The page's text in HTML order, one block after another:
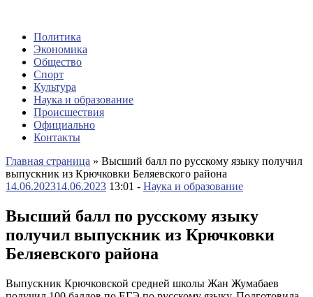
Политика
Экономика
Общество
Спорт
Культура
Наука и образование
Происшествия
Официально
Контакты
Главная страница » Высший балл по русскому языку получил
выпускник из Крючковки Беляевского района
14.06.202314.06.2023 13:01 - Наука и образование
Высший балл по русскому языку
получил выпускник из Крючковки
Беляевского района
Выпускник Крючковской средней школы Жан Жумабаев